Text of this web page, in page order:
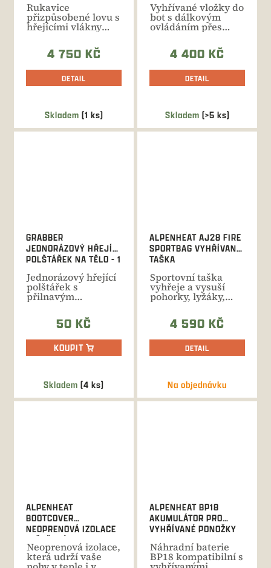
Skladem (1 ks)
Rukavice
přizpůsobené lovu s
hřejícími vlákny
lemující prsty a na
hřbetu...4 750 KČ
DETAIL
Skladem (>5 ks)
Vyhřívané vložky do
bot s dálkovým
ovládáním přes
APP. Integrovaný...
4 400 KČ
DETAIL
Skladem (4 ks)
GRABBER
JEDNORÁZOVÝ HŘEJÍCÍ
POLŠTÁŘEK NA TĚLO - 1
Jednorázový hřející
polštářek s
přilnavým
povrchem. Doba
výhřevu až 12
hodin....50 KČ
KOUPIT
Na objednávku
ALPENHEAT AJ28 FIRE
SPORTBAG VYHŘÍVANÁ
TAŠKA
Sportovní taška
vyhřeje a vysuší
pohorky, lyžáky,
rukavice, helmu i
ostatní...4 590 KČ
DETAIL
ALPENHEAT
BOOTCOVER
NEOPRENOVÁ IZOLACE
LYŽAŘSKÝCH BOT
Neoprenová izolace,
která udrží vaše
ALPENHEAT BP18
AKUMULÁTOR PRO
VYHŘÍVANÉ PONOŽKY
TYPU AJ26-RC
Náhradní baterie
BP18 kompatibilní s